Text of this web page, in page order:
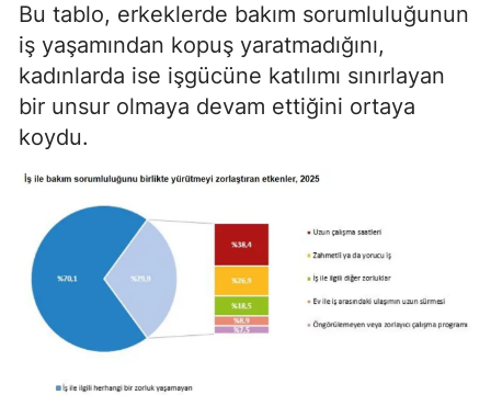
Bu tablo, erkeklerde bakım sorumluluğunun
iş yaşamından kopuş yaratmadığını,
kadınlarda ise işgücüne katılımı sınırlayan
bir unsur olmaya devam ettiğini ortaya
koydu.